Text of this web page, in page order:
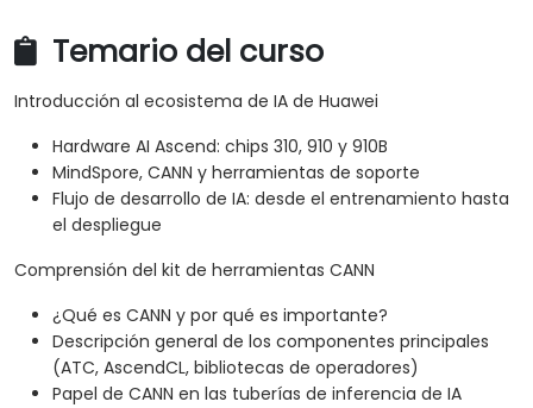
Temario del curso
Introducción al ecosistema de IA de Huawei
Hardware AI Ascend: chips 310, 910 y 910B
MindSpore, CANN y herramientas de soporte
Flujo de desarrollo de IA: desde el entrenamiento hasta
el despliegue
Comprensión del kit de herramientas CANN
¿Qué es CANN y por qué es importante?
Descripción general de los componentes principales
(ATC, AscendCL, bibliotecas de operadores)
Papel de CANN en las tuberías de inferencia de IA